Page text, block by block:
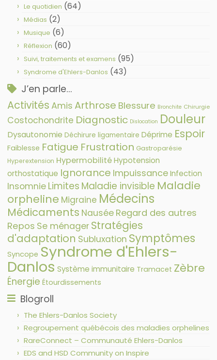
Le quotidien (64)
Médias (2)
Musique (6)
Réflexion (60)
Suivi, traitements et examens (95)
Syndrome d'Ehlers-Danlos (43)
J’en parle…
Activités Amis Arthrose Blessure Bronchite Chirurgie
Costochondrite Diagnostic Dislocation Douleur
Dysautonomie Déchirure ligamentaire Déprime Espoir
Faiblesse Fatigue Frustration Gastroparésie
Hyperextension HypermobilitéHypotension
orthostatique Ignorance ImpuissanceInfection
Insomnie Limites Maladie invisible Maladie
orpheline Migraine Médecins
Médicaments Nausée Regard des autres
Repos Se ménager Stratégies
d'adaptation Subluxation Symptômes
Syncope Syndrome d'Ehlers-
Danlos Système immunitaire Tramacet Zèbre
Énergie Étourdissements
Blogroll
The Ehlers-Danlos Society
Regroupement québécois des maladies orphelines
RareConnect – Communauté Ehlers-Danlos
EDS and HSD Community on Inspire